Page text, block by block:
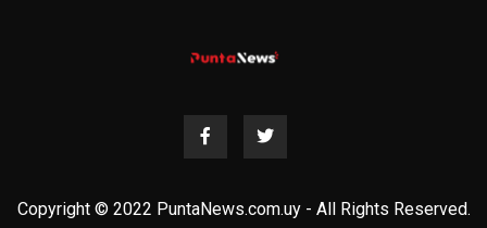
Copyright © 2022 PuntaNews.com.uy - All Rights Reserved.